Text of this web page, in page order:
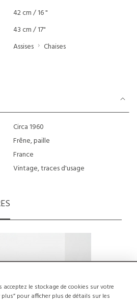
le stockage de cookies sur votre
pour afficher plus de détails sur les
42 cm / 16 "
43 cm / 17"
Assises Chaises
Circa 1960
Frêne, paille
France
Vintage, traces d'usage